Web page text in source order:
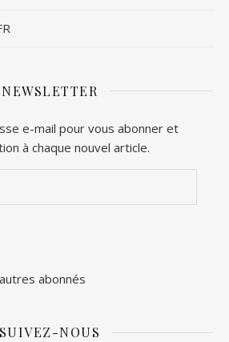
NEWSLETTER
e-mail pour vous abonner et
à chaque nouvel article.
abonnés
SUIVEZ-NOUS